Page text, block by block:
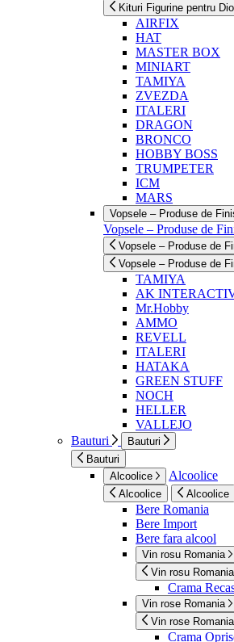
Kituri Figurine pentru
AIRFIX
HAT
MASTER BOX
MINIART
TAMIYA
ZVEZDA
ITALERI
DRAGON
BRONCO
HOBBY BOSS
TRUMPETER
ICM
MARS
Vopsele – Produse de
Vopsele – Produse de
Vopsele – Produse de
Vopsele – Produse de
TAMIYA
AK
Mr.Hobby
AMMO
REVELL
ITALERI
HATAKA
GREEN STUFF
NOCH
HELLER
VALLEJO
Bauturi
Bauturi
Bauturi
Alcoolice
Alcoolice
Alcoolice Alcoolice
Bere Romania
Bere Import
Bere fara alcool
Vin rosu Romania
Vin rosu Romania
Crama
Vin rose Romania
Vin rose Romania
Crama